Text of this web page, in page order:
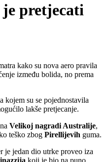
je pretjecati
kako su nova aero pravila
između bolida, no prema
kojem su se pojednostavila
lakše pretjecanje.
Velikoj nagradi Australije,
teško zbog Pirellijevih guma.
je jedan dio utrke proveo iza
koji je bio na puno